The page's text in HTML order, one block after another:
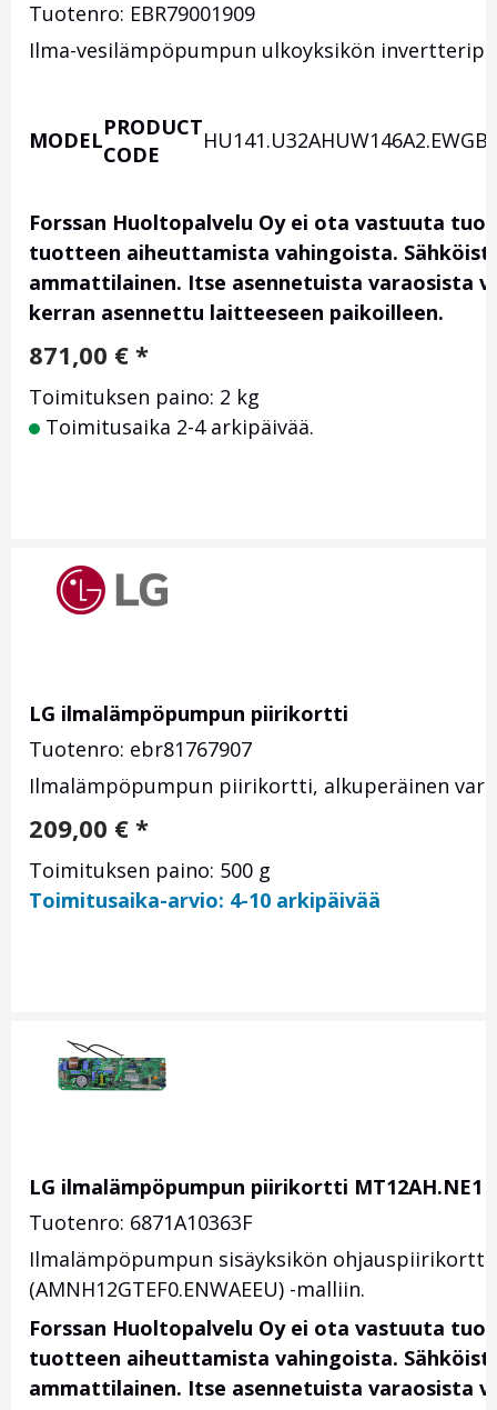
Tuotenro: EBR79001909
Ilma-vesilämpöpumpun ulkoyksikön
MODELPRODUCT
CODE
HU141.U32
Forssan Huoltopalvelu Oy ei ota vastuuta
tuotteen aiheuttamista vahingoista.
ammattilainen. Itse asennetuista varaosista
kerran asennettu laitteeseen paikoilleen.
871,00 € *
Toimituksen paino: 2 kg
Toimitusaika 2-4 arkipäivää.
LG ilmalämpöpumpun piirikortti
Tuotenro: ebr81767907
Ilmalämpöpumpun piirikortti, alkuperäinen
209,00 € *
Toimituksen paino: 500 g
Toimitusaika-arvio: 4-10 arkipäivää
LG ilmalämpöpumpun piirikortti MT12AH.NE1
Tuotenro: 6871A10363F
Ilmalämpöpumpun sisäyksikön ohjauspiirikortti.
(AMNH12GTEF0.ENWAEEU) -malliin.
Forssan Huoltopalvelu Oy ei ota vastuuta
tuotteen aiheuttamista vahingoista.
ammattilainen. Itse asennetuista varaosista